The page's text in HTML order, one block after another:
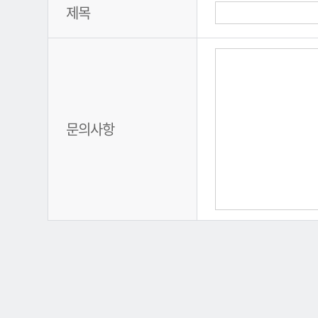
제목
문의사항